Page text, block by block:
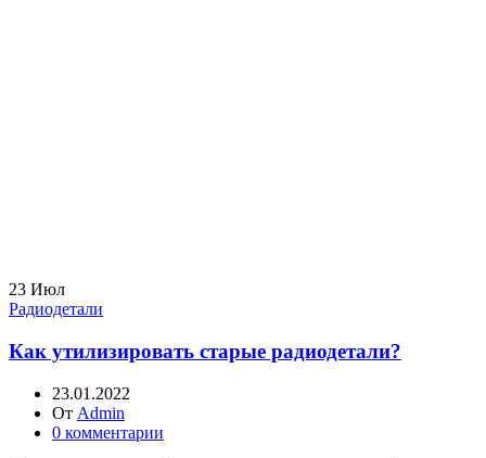
23 Июл
Радиодетали
Как утилизировать старые радиодетали?
23.01.2022
От Admin
0 комментарии